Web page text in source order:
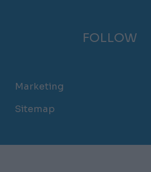
FOLLOW
Marketing
Sitemap